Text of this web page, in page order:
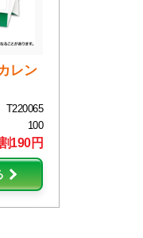
レン
T220065
100
190円